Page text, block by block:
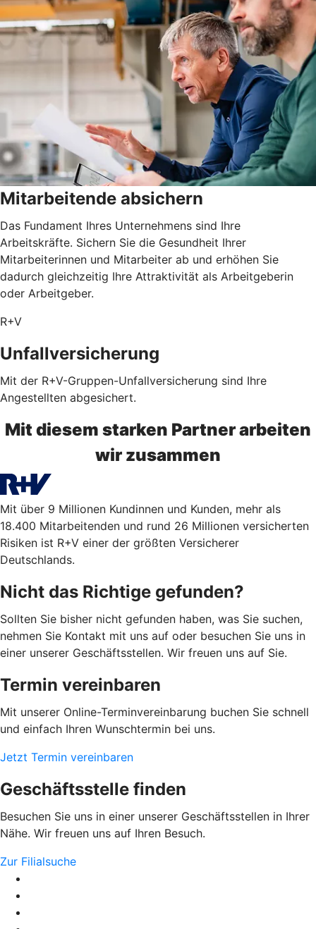
Mitarbeitende absichern
Das Fundament Ihres Unternehmens sind Ihre
Arbeitskräfte. Sichern Sie die Gesundheit Ihrer
Mitarbeiterinnen und Mitarbeiter ab und erhöhen Sie
dadurch gleichzeitig Ihre Attraktivität als Arbeitgeberin
oder Arbeitgeber.
R+V
Unfallversicherung
Mit der R+V-Gruppen-Unfallversicherung sind Ihre
Angestellten abgesichert.
Mit diesem starken Partner arbeiten
wir zusammen
Mit über 9 Millionen Kundinnen und Kunden, mehr als
18.400 Mitarbeitenden und rund 26 Millionen versicherten
Risiken ist R+V einer der größten Versicherer
Deutschlands.
Nicht das Richtige gefunden?
Sollten Sie bisher nicht gefunden haben, was Sie suchen,
nehmen Sie Kontakt mit uns auf oder besuchen Sie uns in
einer unserer Geschäftsstellen. Wir freuen uns auf Sie.
Termin vereinbaren
Mit unserer Online-Terminvereinbarung buchen Sie schnell
und einfach Ihren Wunschtermin bei uns.
Jetzt Termin vereinbaren
Geschäftsstelle finden
Besuchen Sie uns in einer unserer Geschäftsstellen in Ihrer
Nähe. Wir freuen uns auf Ihren Besuch.
Zur Filialsuche